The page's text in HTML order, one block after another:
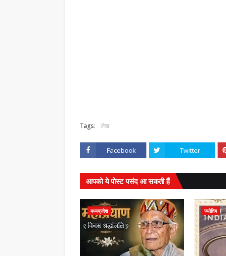
Tags: लेख
Facebook Twitter
आपको ये पोस्ट पसंद आ सकती हैं
मध्यप्रदेश ज्योतिष